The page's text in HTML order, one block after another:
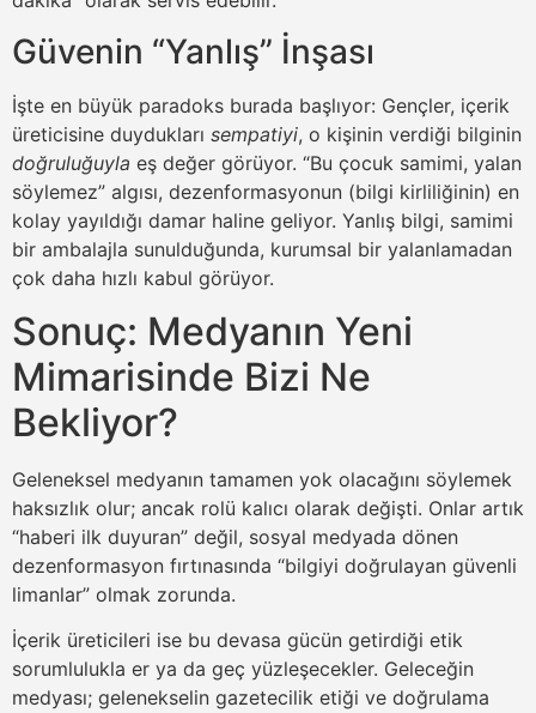
Güvenin “Yanlış” İnşası
İşte en büyük paradoks burada başlıyor: Gençler, içerik
üreticisine duydukları sempatiyi, o kişinin verdiği bilginin
doğruluğuyla eş değer görüyor. “Bu çocuk samimi, yalan
söylemez” algısı, dezenformasyonun (bilgi kirliliğinin) en
kolay yayıldığı damar haline geliyor. Yanlış bilgi, samimi
bir ambalajla sunulduğunda, kurumsal bir yalanlamadan
çok daha hızlı kabul görüyor.
Sonuç: Medyanın Yeni
Mimarisinde Bizi Ne
Bekliyor?
Geleneksel medyanın tamamen yok olacağını söylemek
haksızlık olur; ancak rolü kalıcı olarak değişti. Onlar artık
“haberi ilk duyuran” değil, sosyal medyada dönen
dezenformasyon fırtınasında “bilgiyi doğrulayan güvenli
limanlar” olmak zorunda.
İçerik üreticileri ise bu devasa gücün getirdiği etik
sorumlulukla er ya da geç yüzleşecekler. Geleceğin
medyası; gelenekselin gazetecilik etiği ve doğrulama